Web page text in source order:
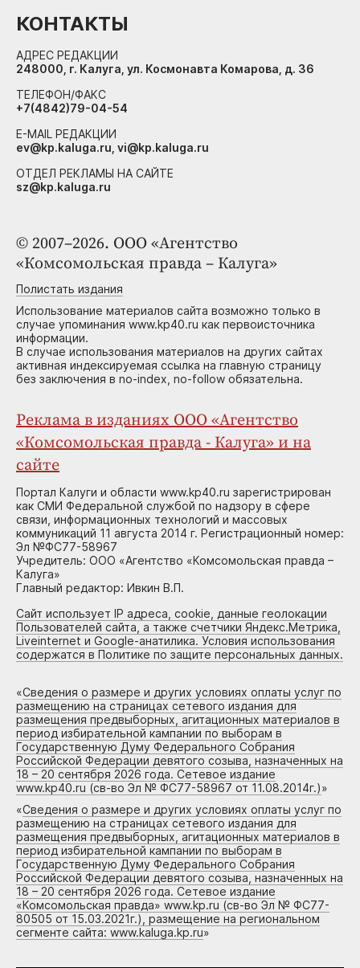
© 2007–2026. ООО «Агентство
«Комсомольская правда – Калуга»
Полистать издания
Использование материалов сайта возможно только в
случае упоминания www.kp40.ru как первоисточника
информации.
В случае использования материалов на других сайтах
активная индексируемая ссылка на главную страницу
без заключения в no-index, no-follow обязательна.
Реклама в изданиях ООО «Агентство
«Комсомольская правда - Калуга» и на
сайте
Портал Калуги и области www.kp40.ru зарегистрирован
как СМИ Федеральной службой по надзору в сфере
связи, информационных технологий и массовых
коммуникаций 11 августа 2014 г. Регистрационный номер:
Эл №ФС77-58967
Учредитель: ООО «Агентство «Комсомольская правда –
Калуга»
Главный редактор: Ивкин В.П.
Сайт использует IP адреса, cookie, данные геолокации
Пользователей сайта, а также счетчики Яндекс.Метрика,
Liveinternet и Google-анатилика. Условия использования
содержатся в Политике по защите персональных данных.
«Сведения о размере и других условиях оплаты услуг по
размещению на страницах сетевого издания для
размещения предвыборных, агитационных материалов в
период избирательной кампании по выборам в
Государственную Думу Федерального Собрания
Российской Федерации девятого созыва, назначенных на
18 – 20 сентября 2026 года. Сетевое издание
www.kp40.ru (св-во Эл № ФС77-58967 от 11.08.2014г.)»
«Сведения о размере и других условиях оплаты услуг по
размещению на страницах сетевого издания для
размещения предвыборных, агитационных материалов в
период избирательной кампании по выборам в
Государственную Думу Федерального Собрания
Российской Федерации девятого созыва, назначенных на
18 – 20 сентября 2026 года. Сетевое издание
«Комсомольская правда» www.kp.ru (св-во Эл № ФС77-
80505 от 15.03.2021г.), размещение на региональном
сегменте сайта: www.kaluga.kp.ru»
КОНТАКТЫ
АДРЕС РЕДАКЦИИ
248000, г. Калуга, ул. Космонавта Комарова, д. 36
ТЕЛЕФОН/ФАКС
+7(4842)79-04-54
E-MAIL РЕДАКЦИИ
ev@kp.kaluga.ru, vi@kp.kaluga.ru
ОТДЕЛ РЕКЛАМЫ НА САЙТЕ
sz@kp.kaluga.ru